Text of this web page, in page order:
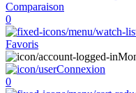
Comparaison
0
Favoris
Connexion
0